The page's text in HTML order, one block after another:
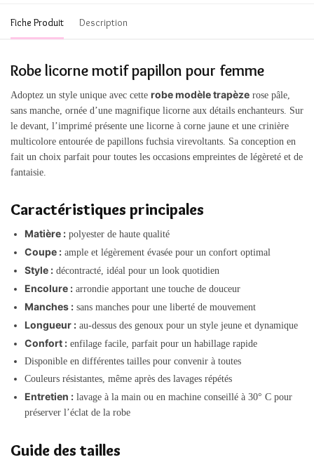
Fiche Produit Description
Robe licorne motif papillon pour femme
Adoptez un style unique avec cette robe modèle trapèze rose pâle,
sans manche, ornée d’une magnifique licorne aux détails enchanteurs. Sur
le devant, l’imprimé présente une licorne à corne jaune et une crinière
multicolore entourée de papillons fuchsia virevoltants. Sa conception en
fait un choix parfait pour toutes les occasions empreintes de légèreté et de
fantaisie.
Caractéristiques principales
Matière : polyester de haute qualité
Coupe : ample et légèrement évasée pour un confort optimal
Style : décontracté, idéal pour un look quotidien
Encolure : arrondie apportant une touche de douceur
Manches : sans manches pour une liberté de mouvement
Longueur : au-dessus des genoux pour un style jeune et dynamique
Confort : enfilage facile, parfait pour un habillage rapide
Disponible en différentes tailles pour convenir à toutes
Couleurs résistantes, même après des lavages répétés
Entretien : lavage à la main ou en machine conseillé à 30° C pour
préserver l’éclat de la robe
Guide des tailles